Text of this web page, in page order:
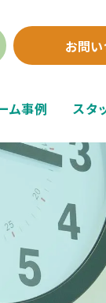
お問
ム事例 スタ